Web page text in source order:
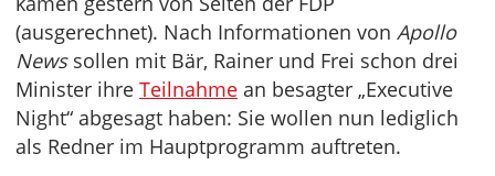
(ausgerechnet). Nach Informationen von Apollo
Newssollen mit Bär, Rainer und Frei schon drei
Minister ihre Teilnahme an besagter „Executive
Night“ abgesagt haben: Sie wollen nun lediglich
als Redner im Hauptprogramm auftreten.